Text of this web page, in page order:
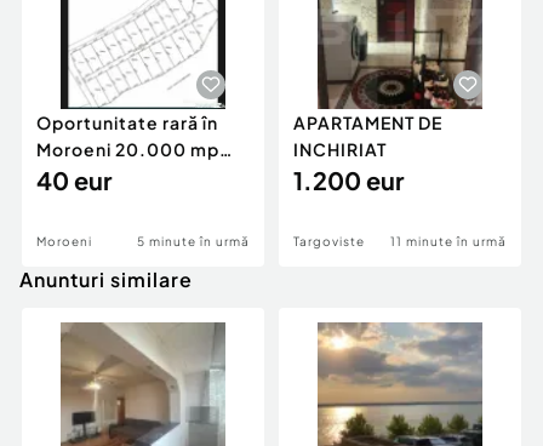
apartament este mai mult decât o locuință – este
un proiect în care TU ești arhitectul finalului fericit.
Cod ofertă / ID BLITZ: P145425
Id intern: P145425
Confort:1
Tip imobil:
Bloc de apartamente
Nr. locuri parcare:1
Oportunitate rară în
Moroeni 20.000 mp
intravilan, parcel
40 eur
Moroeni 5 minute în urmă
APARTAMENT DE
INCHIRIAT
1.200 eur
Targoviste 11 minute în urmă
Anunturi similare